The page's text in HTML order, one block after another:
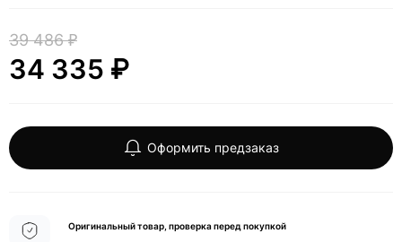
39 486 ₽
34 335 ₽
Оформить предзаказ
Оригинальный товар, проверка перед покупкой